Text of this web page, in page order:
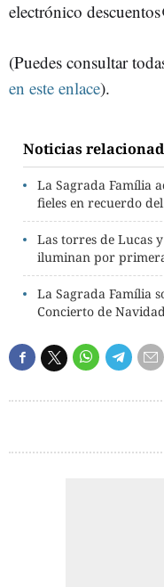
electrónico
(Puedes consultar
en este enlace).
Noticias
La Sagrada Família
fieles en recuerdo
Las torres de Lucas
iluminan por
La Sagrada Família
Concierto de